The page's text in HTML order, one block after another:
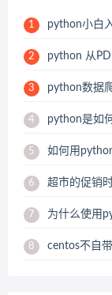
1 python小白
2 python 从
3 python数据
4 python是如
5 如何用
6 超市的促销
7 为什么使用
8 centos不自